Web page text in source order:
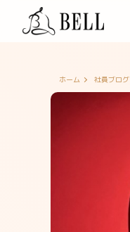
ホーム 社員ブログ